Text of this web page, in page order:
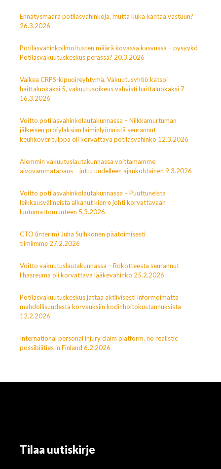
Ennätysmäärä potilasvahinkoja, mutta kuka kantaa vastuun?
26.3.2026
Potilasvahinkoilmoitusten määrä kovassa kasvussa – pysyykö
Potilasvakuutuskeskus perässä? 20.3.2026
Vaikea CRPS-kipuoireyhtymä. Vakuutusyhtiö katsoi
haittaluokaksi 5, vakuutusoikeus vahvisti haittaluokaksi 7
16.3.2026
Voitto potilasvahinkolautakunnassa – Nilkkamurtuman
jälkeisen profylaksian laiminlyönnistä seurannut
keuhkoveritulppa oli korvattava potilasvahinko 12.3.2026
Aiemmin vakuutuslautakunnassa voittamamme
aivovammatapaus – juttu uudelleen ajankohtainen 9.3.2026
Voitto potilasvahinkolautakunnassa – Puuttuneista
leikkausvälineistä alkanut kierre johti korvattavaan
luutumattomuuteen 5.3.2026
CTO (interim) Juha Suihkonen päätoimisesti
tiimiimme 27.2.2026
Voitto vakuutuslautakunnassa – Rokotteesta seurannut
lihasreuma oli korvattava lääkevahinko 25.2.2026
Potilasvakuutuskeskus jättää aktiivisesti informoimatta
mahdollisuudesta korvauksiin kodinhoitokustannuksista
12.2.2026
International personal injury claim platform, no realistic
possibilities in Finland 6.2.2026
Tilaa uutiskirje